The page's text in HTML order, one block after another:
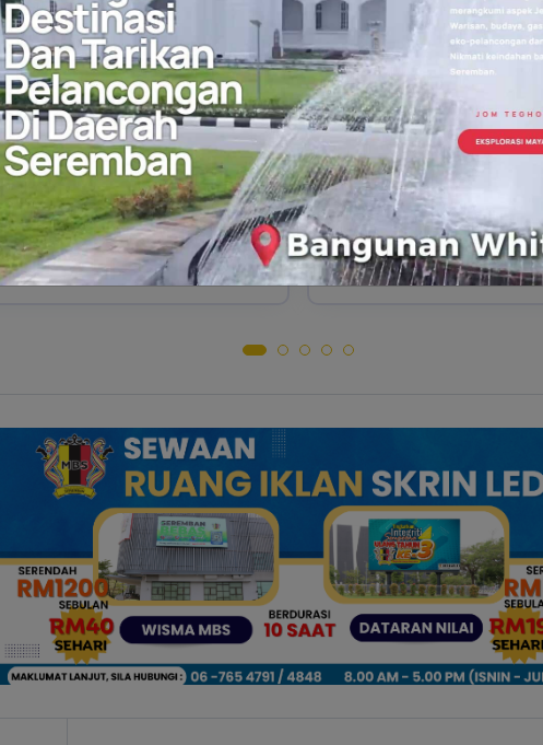
Turun Borang Pautan Pantas
PESARA-PESARA MAJLIS
Tarikh Tutup 18 Ogos 2026
Sebutharga
MEMBEKAL DAN
PEMBERSIHAN UNTUK
No Rujukan S0265/26